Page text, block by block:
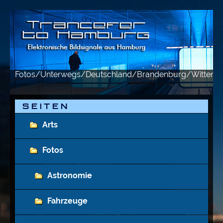
Fotos/Unterwegs/Deutschland/Brandenburg/
S E I T E N
Arts
Fotos
Astronomie
Fahrzeuge